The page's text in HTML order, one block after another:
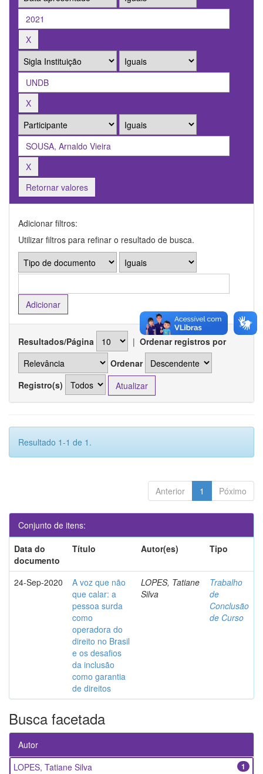
Retornar valores
Adicionar filtros:
Utilizar filtros para refinar o resultado de busca.
Resultados/Página | Ordenar registros por
Ordenar
Registro(s)
Resultado 1-1 de 1.
Anterior 1 Póximo
Conjunto de itens:
Data do
documento
Título Autor(es) Tipo
24-Sep-2020
A voz que não
que calar: a
pessoa surda
como
operadora do
direito no Brasil
e os desafios
da inclusão
como garantia
de direitos
LOPES, Tatiane
Silva
Trabalho
de
Conclusão
de Curso
Busca facetada
Autor
1
LOPES, Tatiane Silva